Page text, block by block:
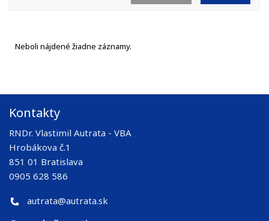
Neboli nájdené žiadne záznamy.
Kontakty
RNDr. Vlastimil Autrata - VBA
Hrobákova č.1
851 01 Bratislava
0905 628 586
autrata@autrata.sk